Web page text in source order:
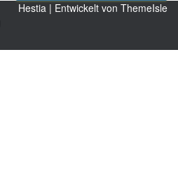
Hestia | Entwickelt von ThemeIsle